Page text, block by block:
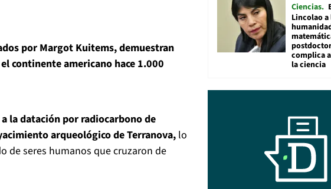
por Margot Kuitems, demuestran
continente americano hace 1.000
la datación por radiocarbono de
arqueológico de Terranova, lo
de seres humanos que cruzaron de
Ciencias
Lincolao a
complica
la ciencia